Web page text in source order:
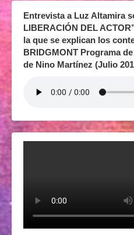
Entrevista a Luz Altamira
LIBERACIÓN DEL
la que se explican los
BRIDGMONT Programa
de Nino Martínez (Julio